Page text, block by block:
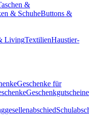
&
& SchuheButtons &
LivingTextilienHaustier-
Geschenke für
Geschenkgutscheine